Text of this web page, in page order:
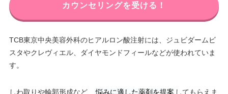
カウンセリングを受ける！
TCB東京中央美容外科のヒアルロン酸注射には、ジュビダームビ
スタやクレヴィエル、ダイヤモンドフィールなどが使われていま
す。
しわ取りや輪郭形成など、 悩みに適した薬剤を提案してもらえま